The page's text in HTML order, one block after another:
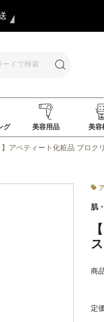
グ 美容用品 美容
】アペティート化粧品 プロク
肌
商
定